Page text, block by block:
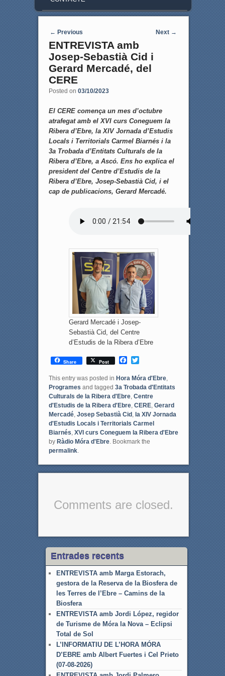
Post navigation
← Previous Next →
ENTREVISTA amb
Josep-Sebastià Cid i
Gerard Mercadé, del
CERE
Posted on 03/10/2023
El CERE comença un mes d’octubre
atrafegat amb el XVI curs Coneguem la
Ribera d’Ebre, la XIV Jornada d’Estudis
Locals i Territorials Carmel Biarnés i la
3a Trobada d’Entitats Culturals de la
Ribera d’Ebre, a Ascó. Ens ho explica el
president del Centre d’Estudis de la
Ribera d’Ebre, Josep-Sebastià Cid, i el
cap de publicacions, Gerard Mercadé.
Gerard Mercadé i Josep-
Sebastià Cid, del Centre
d’Estudis de la Ribera d’Ebre
Share Post
F
c
e
b
o
o
k
T
i
t
t
e
r
This entry was posted in Hora Móra d'Ebre,
Programes and tagged 3a Trobada d'Entitats
Culturals de la Ribera d'Ebre, Centre
d'Estudis de la Ribera d'Ebre, CERE, Gerard
Mercadé, Josep Sebastià Cid, la XIV Jornada
d'Estudis Locals i Territorials Carmel
Biarnés XVI curs Coneguem la Ribera d'Ebre
by Ràdio Móra d'Ebre. Bookmark the
permalink.
Comments are closed.
Entrades recents
ENTREVISTA amb Marga Estorach,
gestora de la Reserva de la Biosfera de
les Terres de l’Ebre – Camins de la
Biosfera
ENTREVISTA amb Jordi López, regidor
de Turisme de Móra la Nova – Eclipsi
Total de Sol
L’INFORMATIU DE L’HORA MÓRA
D’EBRE amb Albert Fuertes i Cel Prieto
(07-08-2026)